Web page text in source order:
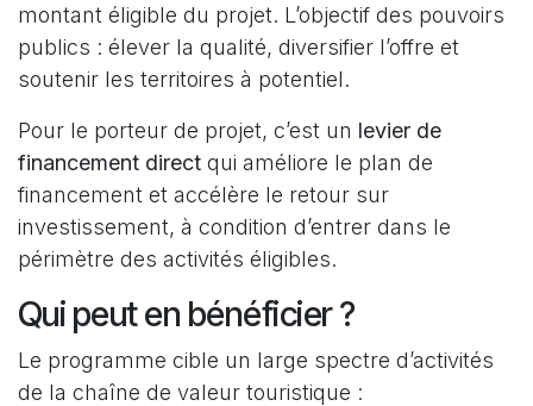
montant éligible du projet. L’objectif des pouvoirs
publics : élever la qualité, diversifier l’offre et
soutenir les territoires à potentiel.
Pour le porteur de projet, c’est un levier de
financement direct qui améliore le plan de
financement et accélère le retour sur
investissement, à condition d’entrer dans le
périmètre des activités éligibles.
Qui peut en bénéficier ?
Le programme cible un large spectre d’activités
de la chaîne de valeur touristique :